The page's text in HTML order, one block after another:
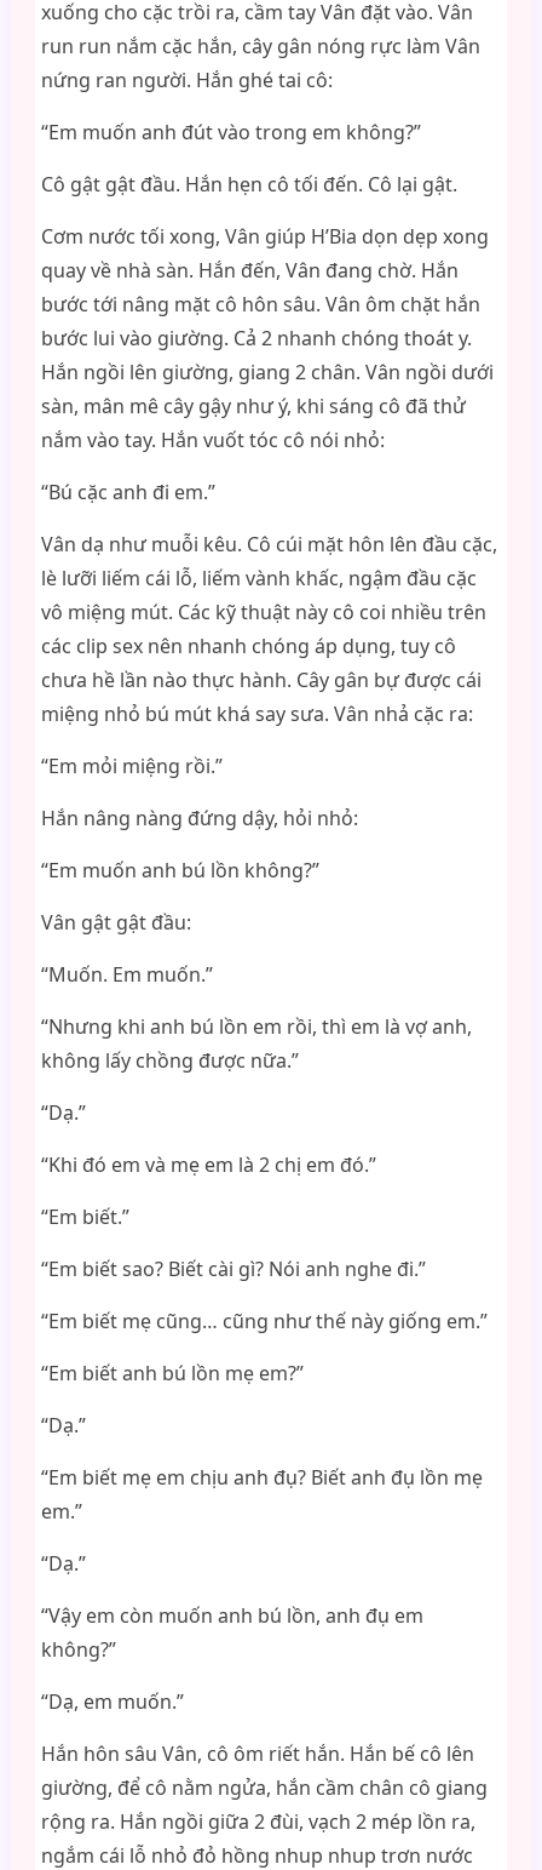
xuống cho cặc trồi ra, cầm tay Vân đặt vào. Vân
run run nắm cặc hắn, cây gân nóng rực làm Vân
nứng ran người. Hắn ghé tai cô:
“Em muốn anh đút vào trong em không?”
Cô gật gật đầu. Hắn hẹn cô tối đến. Cô lại gật.
Cơm nước tối xong, Vân giúp H’Bia dọn dẹp xong
quay về nhà sàn. Hắn đến, Vân đang chờ. Hắn
bước tới nâng mặt cô hôn sâu. Vân ôm chặt hắn
bước lui vào giường. Cả 2 nhanh chóng thoát y.
Hắn ngồi lên giường, giang 2 chân. Vân ngồi dưới
sàn, mân mê cây gậy như ý, khi sáng cô đã thử
nắm vào tay. Hắn vuốt tóc cô nói nhỏ:
“Bú cặc anh đi em.”
Vân dạ như muỗi kêu. Cô cúi mặt hôn lên đầu cặc,
lè lưỡi liếm cái lỗ, liếm vành khấc, ngậm đầu cặc
vô miệng mút. Các kỹ thuật này cô coi nhiều trên
các clip sex nên nhanh chóng áp dụng, tuy cô
chưa hề lần nào thực hành. Cây gân bự được cái
miệng nhỏ bú mút khá say sưa. Vân nhả cặc ra:
“Em mỏi miệng rồi.”
Hắn nâng nàng đứng dậy, hỏi nhỏ:
“Em muốn anh bú lồn không?”
Vân gật gật đầu:
“Muốn. Em muốn.”
“Nhưng khi anh bú lồn em rồi, thì em là vợ anh,
không lấy chồng được nữa.”
“Dạ.”
“Khi đó em và mẹ em là 2 chị em đó.”
“Em biết.”
“Em biết sao? Biết cài gì? Nói anh nghe đi.”
“Em biết mẹ cũng… cũng như thế này giống em.”
“Em biết anh bú lồn mẹ em?”
“Dạ.”
“Em biết mẹ em chịu anh đụ? Biết anh đụ lồn mẹ
em.”
“Dạ.”
“Vậy em còn muốn anh bú lồn, anh đụ em
không?”
“Dạ, em muốn.”
Hắn hôn sâu Vân, cô ôm riết hắn. Hắn bế cô lên
giường, để cô nằm ngửa, hắn cầm chân cô giang
rộng ra. Hắn ngồi giữa 2 đùi, vạch 2 mép lồn ra,
ngắm cái lỗ nhỏ đỏ hồng nhup nhup trơn nước